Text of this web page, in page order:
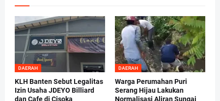
DAERAH
KLH Banten Sebut Legalitas
Izin Usaha JDEYO Billiard
dan Cafe di Cisoka
DAERAH
Warga Perumahan Puri
Serang Hijau Lakukan
Normalisasi Aliran Sungai